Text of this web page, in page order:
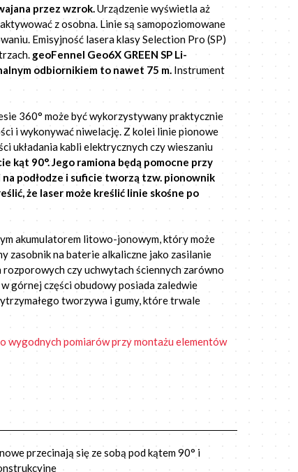
przez wzrok.Urządzenie wyświetla aż
z osobna. Linie są samopoziomowane
Emisyjność lasera klasy Selection Pro (SP)
geoFennel Geo6X GREEN SP Li-
odbiornikiem to nawet 75 m. Instrument
360° może być wykorzystywany praktycznie
i wykonywać niwelację. Z kolei linie pionowe
układania kabli elektrycznych czy wieszaniu
kąt 90°. Jego ramiona będą pomocne przy
podłodze i suficie tworzą tzw. pionownik
że laser może kreślić linie skośne po
akumulatorem litowo-jonowym, który może
zasobnik na baterie alkaliczne jako zasilanie
czy uchwytach ściennych zarówno
górnej części obudowy posiada zaledwie
tworzywa i gumy, które trwale
wygodnych pomiarów przy montażu elementów
przecinają się ze sobą pod kątem 90° i